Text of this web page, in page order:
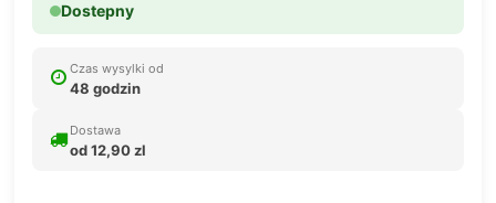
Dostepny
Czas wysylki od
48 godzin
Dostawa
od 12,90 zl